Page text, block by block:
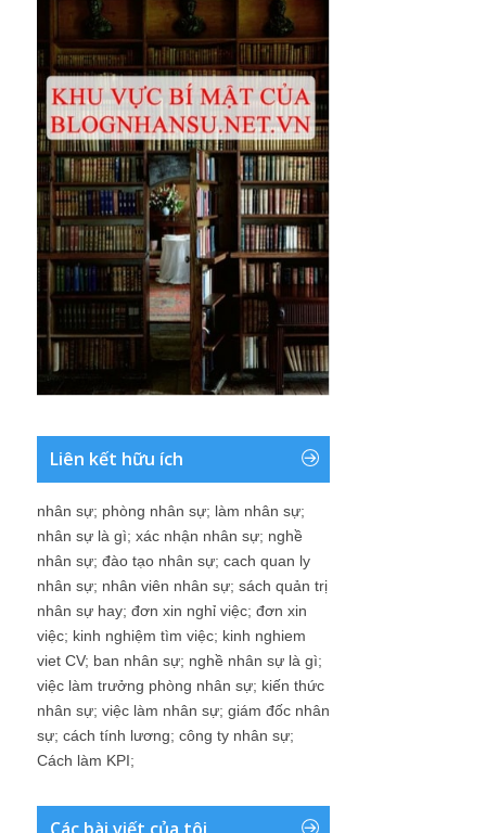
Liên kết hữu ích
nhân sự; phòng nhân sự; làm nhân sự;
nhân sự là gì; xác nhận nhân sự; nghề
nhân sự; đào tạo nhân sự; cach quan ly
nhân sự; nhân viên nhân sự; sách quản trị
nhân sự hay; đơn xin nghỉ việc; đơn xin
việc; kinh nghiệm tìm việc; kinh nghiem
viet CV; ban nhân sự; nghề nhân sự là gì;
việc làm trưởng phòng nhân sự; kiến thức
nhân sự; việc làm nhân sự; giám đốc nhân
sự; cách tính lương; công ty nhân sự;
Cách làm KPI;